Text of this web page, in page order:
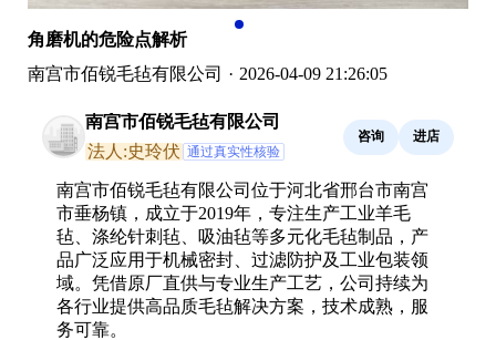
角磨机的危险点解析
南宫市佰锐毛毡有限公司 · 2026-04-09 21:26:05
南宫市佰锐毛毡有限公司
法人:史玲伏 通过真实性核验
咨询 进店
南宫市佰锐毛毡有限公司位于河北省邢台市南宫
市垂杨镇，成立于2019年，专注生产工业羊毛
毡、涤纶针刺毡、吸油毡等多元化毛毡制品，产
品广泛应用于机械密封、过滤防护及工业包装领
域。凭借原厂直供与专业生产工艺，公司持续为
各行业提供高品质毛毡解决方案，技术成熟，服
务可靠。